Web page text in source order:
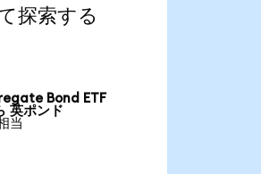
索する
Bond ETF
英ポンド
当